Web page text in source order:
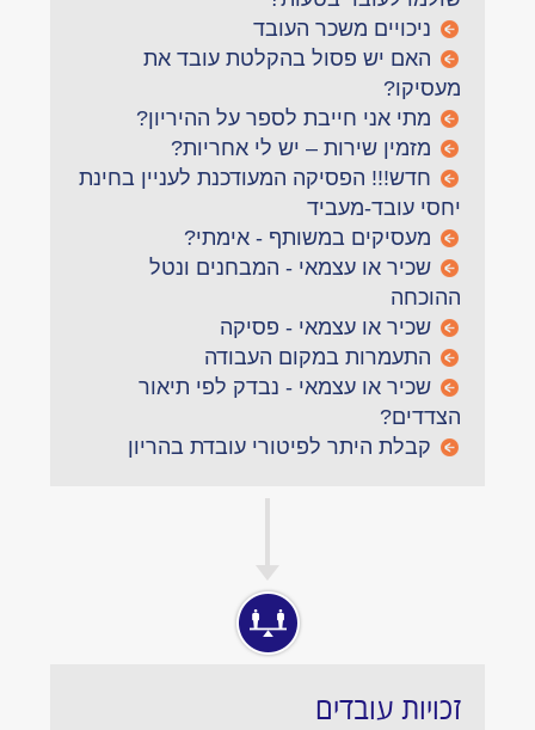
ניכויים משכר העובד
האם יש פסול בהקלטת עובד את
מעסיקו?
מתי אני חייבת לספר על ההיריון?
מזמין שירות – יש לי אחריות?
חדש!!! הפסיקה המעודכנת לעניין בחינת
יחסי עובד-מעביד
מעסיקים במשותף - אימתי?
שכיר או עצמאי - המבחנים ונטל
ההוכחה
שכיר או עצמאי - פסיקה
התעמרות במקום העבודה
שכיר או עצמאי - נבדק לפי תיאור
הצדדים?
קבלת היתר לפיטורי עובדת בהריון
זכויות עובדים